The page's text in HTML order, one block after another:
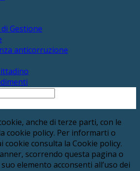
Gestione
anticorruzione
anche di terze parti, con le
cookie policy. Per informarti o
cookie consulta la Cookie policy.
scorrendo questa pagina o
elemento acconsenti all’uso dei